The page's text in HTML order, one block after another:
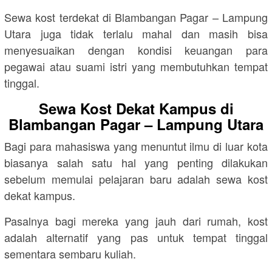
Sewa kost terdekat di Blambangan Pagar – Lampung
Utara juga tidak terlalu mahal dan masih bisa
menyesuaikan dengan kondisi keuangan para
pegawai atau suami istri yang membutuhkan tempat
tinggal.
Sewa Kost Dekat Kampus di
Blambangan Pagar – Lampung Utara
Bagi para mahasiswa yang menuntut ilmu di luar kota
biasanya salah satu hal yang penting dilakukan
sebelum memulai pelajaran baru adalah sewa kost
dekat kampus.
Pasalnya bagi mereka yang jauh dari rumah, kost
adalah alternatif yang pas untuk tempat tinggal
sementara sembaru kuliah.